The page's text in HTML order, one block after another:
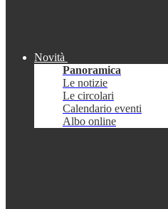
Novità
Panoramica
Le notizie
Le circolari
Calendario eventi
Albo online